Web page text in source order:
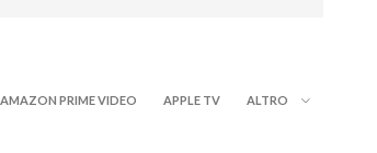
AMAZON PRIME VIDEO APPLE TV ALTRO